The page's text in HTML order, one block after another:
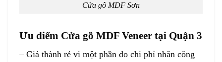
Cửa gỗ MDF Sơn
Ưu điểm Cửa gỗ MDF Veneer tại Quận 3
– Giá thành rẻ vì một phần do chi phí nhân công